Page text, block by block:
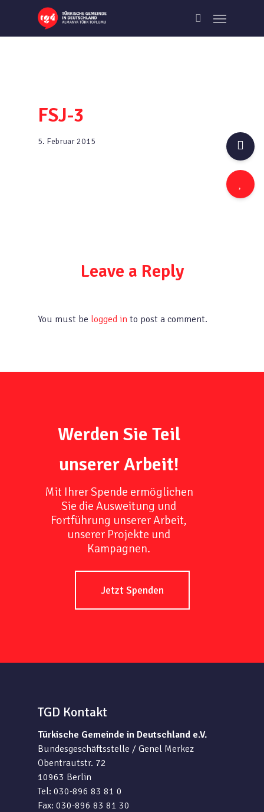
main
search
Menu
FSJ-3
5. Februar 2015
Leave a Reply
You must be logged in to post a comment.
Werden Sie Teil
unserer Arbeit!
Mit Ihrer Spende ermöglichen
Sie die Ausweitung und
Fortführung unserer Arbeit,
unserer Projekte und
Kampagnen.
Jetzt Spenden
TGD Kontakt
Türkische Gemeinde in Deutschland e.V.
Bundesgeschäftsstelle / Genel Merkez
Obentrautstr. 72
10963 Berlin
Tel: 030-896 83 81 0
Fax: 030-896 83 81 30